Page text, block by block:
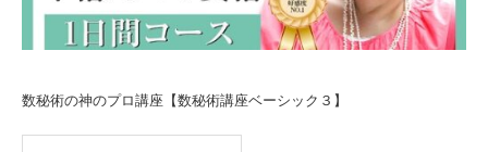
数秘術の神のプロ講座【数秘術講座ベーシック３】